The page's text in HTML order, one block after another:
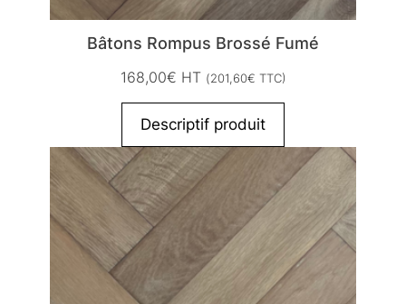
Bâtons Rompus Brossé Fumé
168,00€ HT (201,60€ TTC)
Descriptif produit